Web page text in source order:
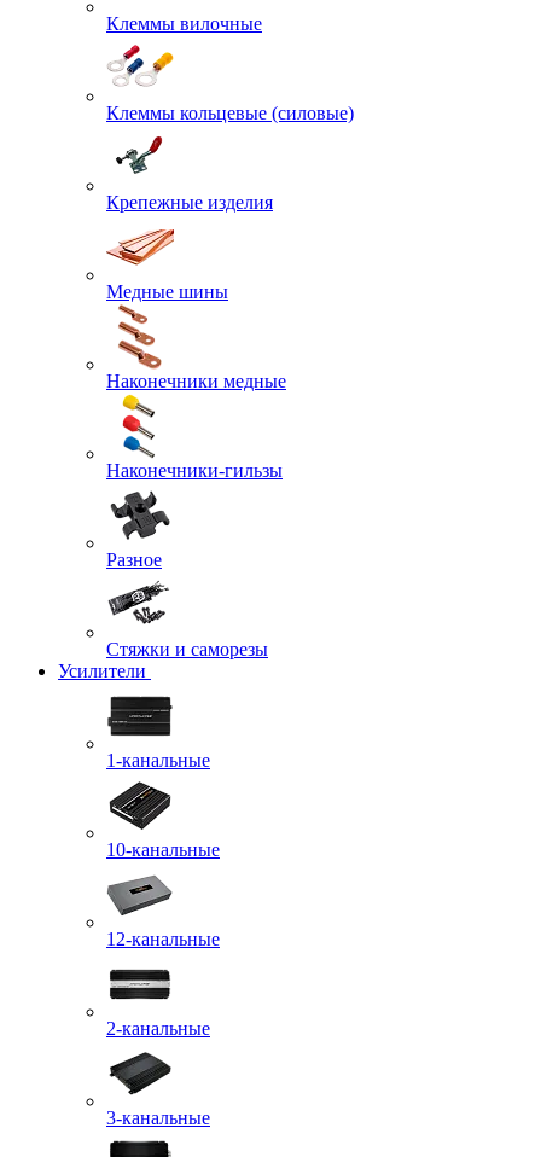
Клеммы вилочные
Клеммы кольцевые (силовые)
Крепежные изделия
Медные шины
Наконечники медные
Наконечники-гильзы
Разное
Стяжки и саморезы
Усилители
1-канальные
10-канальные
12-канальные
2-канальные
3-канальные